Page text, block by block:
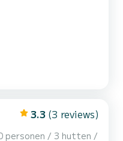
3.3 (3 reviews)